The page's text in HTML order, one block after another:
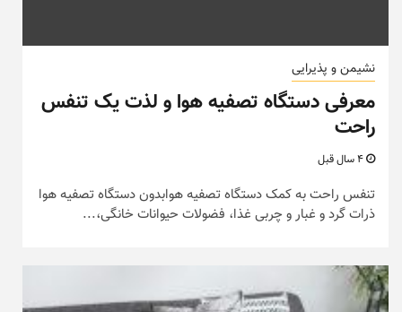
نشیمن و پذیرایی
معرفی دستگاه تصفیه هوا و لذت یک تنفس
راحت
تنفس راحت به کمک دستگاه تصفیه هوابدون دستگاه تصفیه هوا
ذرات گرد و غبار و چربی غذا، فضولات حیوانات خانگی،...